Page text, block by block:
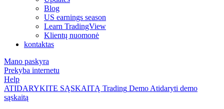
Blog
US earnings season
Learn TradingView
Klientų nuomonė
kontaktas
Mano paskyra
Prekyba internetu
Help
ATIDARYKITE SĄSKAITĄ Trading Demo Atidaryti demo
sąskaitą